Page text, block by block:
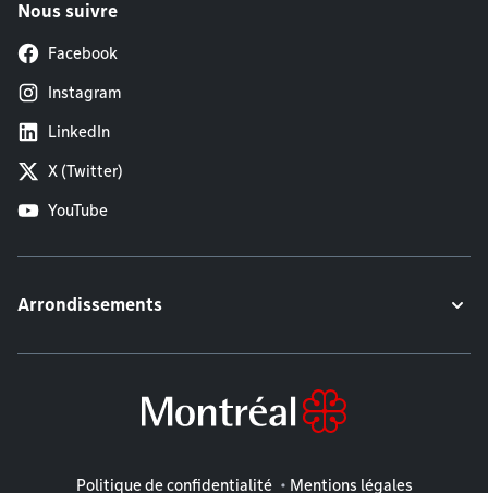
Nous suivre
Facebook
Instagram
LinkedIn
X (Twitter)
YouTube
Arrondissements
Mentions légales
Politique de confidentialité Mentions légales